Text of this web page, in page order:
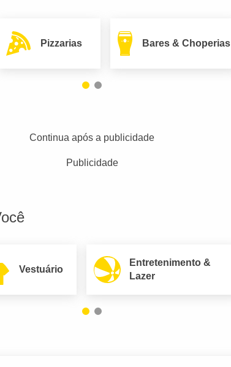
Pizzarias Bares & Choperias
Continua após a publicidade
Publicidade
Vestuário
Entretenimento &
Lazer